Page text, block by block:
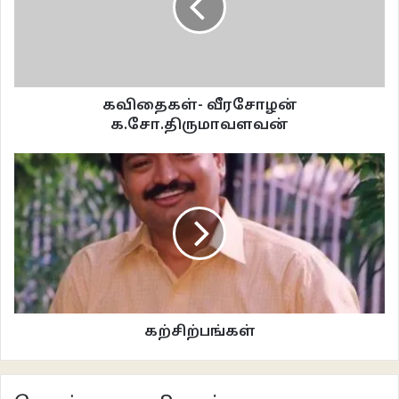
மூலையில் இருந்தும் துல்லியமாக உருவகப்படுத்திவிட முடிகிறது. “கோனார்
காற்று அறைக்குள் இருந்து வெளியேறுவதை உணர முடிந்தது. இரவு முழுவதும்
மழையை உள்வாங்கி இளகியிருந்தது தரை. எதிர் வீட்டு காம்பவுண்டு சுவரில்
இருந்த திருஷ்டிப் பூசணிக்காய் கழுவி வைத்ததைப் போல் இருக்கிறது. உயரமான
சுவரில் சொட்டையில்லாமல் சுண்ணாம்பு அடித்ததைப்போல் ஈரம் பரவியிருக்கிறது.
வாசலில் நிற்கும் புங்கை மழையின் கனத்தால் குனிந்து நிற்கிறது. நீர்மையின்
பிடியில் சூழல் இருப்பது அவளுக்குப் பிடித்திருந்தது. ஈரத்தை சுமந்து அலையும்
ஒரு மழைக்காற்றுக்கு முகம் கொடுக்க வேண்டும் போல் இருந்தது அவளுக்கு
இப்போது. செம்பருத்திச் செடியில் புதிதாக ஒன்று விரிந்திருந்தது. பவித்ராவின்
காலையை அழகாக்கிவிட ஒரு செம்பருத்திப்பூ போதுமானதாய் இருக்கிறது.
நின்றபடியே தூங்கிக் கொண்டிருந்தது தேர். நேராகச் சென்று ஆற்றுப்பாலத்தைத்
கவிதைகள்- வீரசோழன்
க.சோ.திருமாவளவன்
கற்சிற்பங்கள்